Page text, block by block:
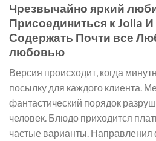
Чрезвычайно яркий
Присоединиться к Jolla
Содержать Почти все
любовью
Версия происходит, когда
посылку для каждого клиента.
фантастический порядок
человек. Блюдо приходится
частые варианты. Направления